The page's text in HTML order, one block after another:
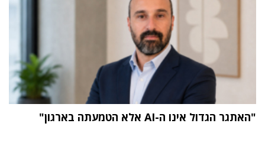
"האתגר הגדול אינו ה-AI אלא הטמעתה בארגון"